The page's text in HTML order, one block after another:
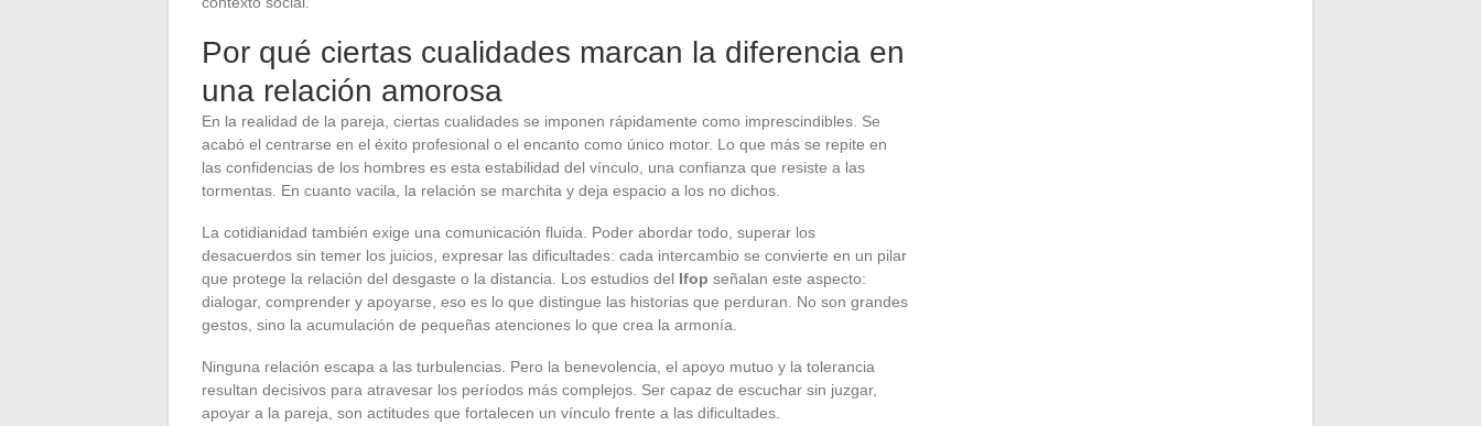
Por qué ciertas cualidades marcan la diferencia en
una relación amorosa
En la realidad de la pareja, ciertas cualidades se imponen rápidamente como imprescindibles. Se
acabó el centrarse en el éxito profesional o el encanto como único motor. Lo que más se repite en
las confidencias de los hombres es esta estabilidad del vínculo, una confianza que resiste a las
tormentas. En cuanto vacila, la relación se marchita y deja espacio a los no dichos.
La cotidianidad también exige una comunicación fluida. Poder abordar todo, superar los
desacuerdos sin temer los juicios, expresar las dificultades: cada intercambio se convierte en un pilar
que protege la relación del desgaste o la distancia. Los estudios del Ifop señalan este aspecto:
dialogar, comprender y apoyarse, eso es lo que distingue las historias que perduran. No son grandes
gestos, sino la acumulación de pequeñas atenciones lo que crea la armonía.
Ninguna relación escapa a las turbulencias. Pero la benevolencia, el apoyo mutuo y la tolerancia
resultan decisivos para atravesar los períodos más complejos. Ser capaz de escuchar sin juzgar,
apoyar a la pareja, son actitudes que fortalecen un vínculo frente a las dificultades.